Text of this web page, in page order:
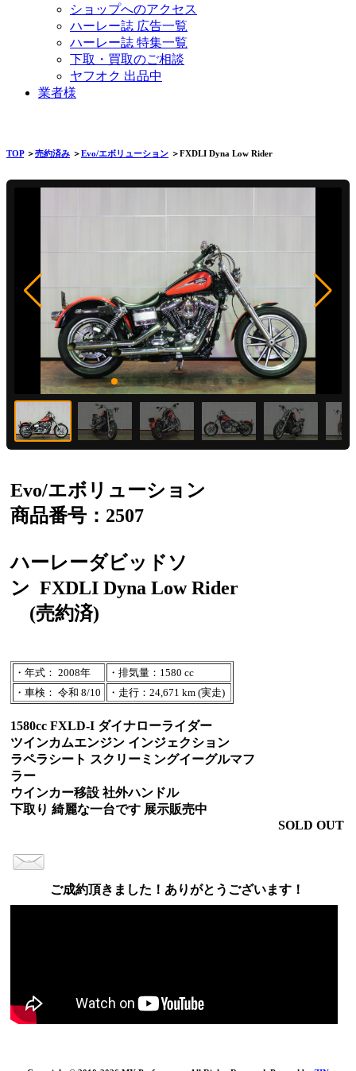
ショップへのアクセス
ハーレー誌 広告一覧
ハーレー誌 特集一覧
下取・買取のご相談
ヤフオク 出品中
業者様
TOP＞売約済み ＞Evo/エボリューション ＞FXDLI Dyna Low Rider
Evo/エボリューション
商品番号：2507
ハーレーダビッドソ
ン FXDLI Dyna Low Rider
(売約済)
・年式： 2008年
・排気量：1580 cc
・車検： 令和 8/10
・走行：24,671 km (実走)
1580cc FXLD-I ダイナローライダー
ツインカムエンジン インジェクション
ラペラシート スクリーミングイーグルマフ
ラー
ウインカー移設 社外ハンドル
下取り 綺麗な一台です 展示販売中
SOLD OUT
ご成約頂きました！ありがとうございます！